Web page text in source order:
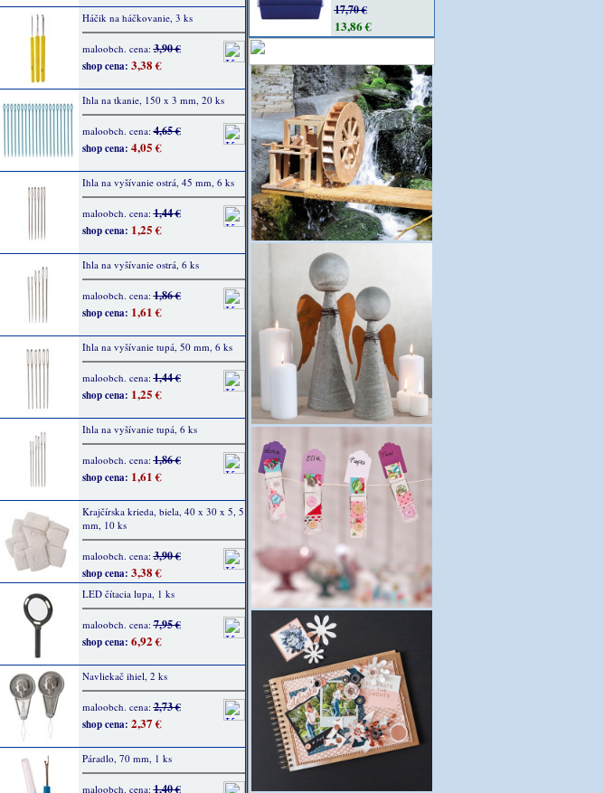
Háčik na háčkovanie, 3 ks
maloobch. cena:3,90 €
shop cena: 3,38 €
Ihla na tkanie, 150 x 3 mm, 20 ks
maloobch. cena:4,65 €
shop cena: 4,05 €
Ihla na vyšívanie ostrá, 45 mm, 6 ks
maloobch. cena:1,44 €
shop cena: 1,25 €
Ihla na vyšívanie ostrá, 6 ks
maloobch. cena:1,86 €
shop cena: 1,61 €
Ihla na vyšívanie tupá, 50 mm, 6 ks
maloobch. cena:1,44 €
shop cena: 1,25 €
Ihla na vyšívanie tupá, 6 ks
maloobch. cena:1,86 €
shop cena: 1,61 €
Krajčírska krieda, biela, 40 x 30 x 5, 5
mm, 10 ks
maloobch. cena:3,90 €
shop cena: 3,38 €
LED čítacia lupa, 1 ks
maloobch. cena:7,95 €
shop cena: 6,92 €
Navliekač ihiel, 2 ks
maloobch. cena:2,73 €
shop cena: 2,37 €
Páradlo, 70 mm, 1 ks
maloobch. cena:1,40 €
17,70 €
13,86 €